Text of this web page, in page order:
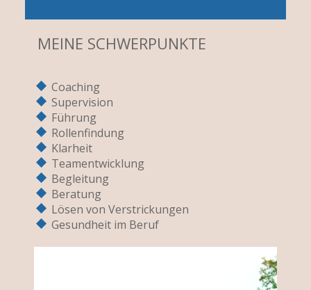
MEINE SCHWERPUNKTE
Coaching
Supervision
Führung
Rollenfindung
Klarheit
Teamentwicklung
Begleitung
Beratung
Lösen von Verstrickungen
Gesundheit im Beruf